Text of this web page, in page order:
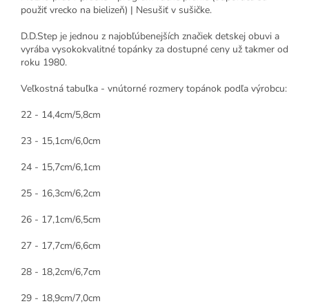
použiť vrecko na bielizeň) | Nesušiť v sušičke.
D.D.Step je jednou z najobľúbenejších značiek detskej obuvi a
vyrába vysokokvalitné topánky za dostupné ceny už takmer od
roku 1980.
Veľkostná tabuľka - vnútorné rozmery topánok podľa výrobcu:
22 - 14,4cm/5,8cm
23 - 15,1cm/6,0cm
24 - 15,7cm/6,1cm
25 - 16,3cm/6,2cm
26 - 17,1cm/6,5cm
27 - 17,7cm/6,6cm
28 - 18,2cm/6,7cm
29 - 18,9cm/7,0cm